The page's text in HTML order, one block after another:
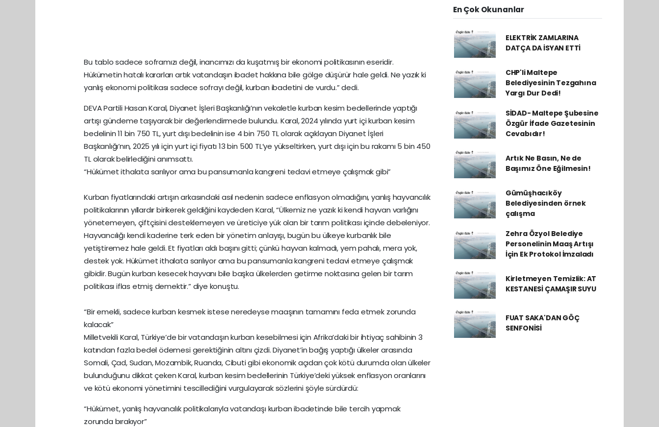
Bu tablo sadece soframızı değil, inancımızı da kuşatmış bir ekonomi politikasının eseridir.
Hükümetin hatalı kararları artık vatandaşın ibadet hakkına bile gölge düşürür hale geldi. Ne yazık ki
yanlış ekonomi politikası sadece sofrayı değil, kurban ibadetini de vurdu.” dedi.
DEVA Partili Hasan Karal, Diyanet İşleri Başkanlığı’nın vekaletle kurban kesim bedellerinde yaptığı
artışı gündeme taşıyarak bir değerlendirmede bulundu. Karal, 2024 yılında yurt içi kurban kesim
bedelinin 11 bin 750 TL, yurt dışı bedelinin ise 4 bin 750 TL olarak açıklayan Diyanet İşleri
Başkanlığı’nın, 2025 yılı için yurt içi fiyatı 13 bin 500 TL’ye yükseltirken, yurt dışı için bu rakamı 5 bin 450
TL olarak belirlediğini anımsattı.
“Hükümet ithalata sarılıyor ama bu pansumanla kangreni tedavi etmeye çalışmak gibi”
Kurban fiyatlarındaki artışın arkasındaki asıl nedenin sadece enflasyon olmadığını, yanlış hayvancılık
politikalarının yıllardır birikerek geldiğini kaydeden Karal, “Ülkemiz ne yazık ki kendi hayvan varlığını
yönetemeyen, çiftçisini desteklemeyen ve üreticiye yük olan bir tarım politikası içinde debeleniyor.
Hayvancılığı kendi kaderine terk eden bir yönetim anlayışı, bugün bu ülkeye kurbanlık bile
yetiştiremez hale geldi. Et fiyatları aldı başını gitti; çünkü hayvan kalmadı, yem pahalı, mera yok,
destek yok. Hükümet ithalata sarılıyor ama bu pansumanla kangreni tedavi etmeye çalışmak
gibidir. Bugün kurban kesecek hayvanı bile başka ülkelerden getirme noktasına gelen bir tarım
politikası iflas etmiş demektir.” diye konuştu.
“Bir emekli, sadece kurban kesmek istese neredeyse maaşının tamamını feda etmek zorunda
kalacak”
Milletvekili Karal, Türkiye’de bir vatandaşın kurban kesebilmesi için Afrika’daki bir ihtiyaç sahibinin 3
katından fazla bedel ödemesi gerektiğinin altını çizdi. Diyanet’in bağış yaptığı ülkeler arasında
Somali, Çad, Sudan, Mozambik, Ruanda, Cibuti gibi ekonomik açıdan çok kötü durumda olan ülkeler
bulunduğunu dikkat çeken Karal, kurban kesim bedellerinin Türkiye’deki yüksek enflasyon oranlarını
ve kötü ekonomi yönetimini tescillediğini vurgulayarak sözlerini şöyle sürdürdü:
“Hükümet, yanlış hayvancılık politikalarıyla vatandaşı kurban ibadetinde bile tercih yapmak
zorunda bırakıyor”
En Çok Okunanlar
ELEKTRİK ZAMLARINA
DATÇA DA İSYAN ETTİ
CHP'li Maltepe
Belediyesinin Tezgahına
Yargı Dur Dedi!
SİDAD- Maltepe Şubesine
Özgür İfade Gazetesinin
Cevabıdır!
Artık Ne Basın, Ne de
Başımız Öne Eğilmesin!
Gümüşhacıköy
Belediyesinden örnek
çalışma
Zehra Özyol Belediye
Personelinin Maaş Artışı
İçin Ek Protokol İmzaladı
Kirletmeyen Temizlik: AT
KESTANESİ ÇAMAŞIR SUYU
FUAT SAKA'DAN GÖÇ
SENFONİSİ